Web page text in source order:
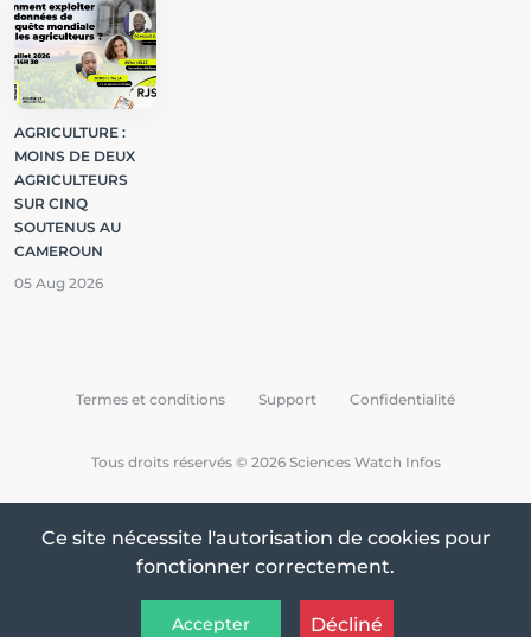
AGRICULTURE :
MOINS DE DEUX
AGRICULTEURS
SUR CINQ
SOUTENUS AU
CAMEROUN
05 Aug 2026
Tous droits réservés © 2026 Sciences Watch Infos
Termes et conditions Support Confidentialité
Ce site nécessite l'autorisation de cookies pour
fonctionner correctement.
Accepter Décliné